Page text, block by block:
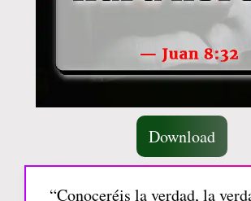
Download
“Conoceréis la verdad, la